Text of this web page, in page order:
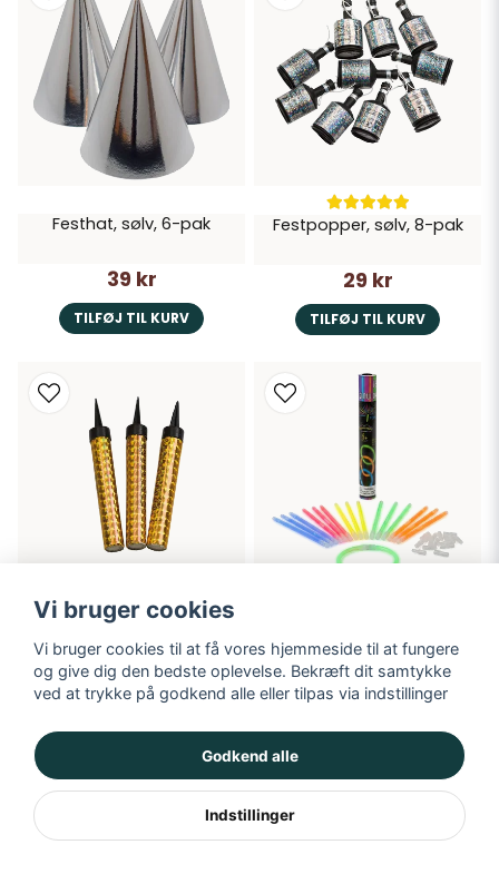
Festhat, sølv, 6-pak
39 kr
TILFØJ TIL KURV
Festpopper, sølv, 8-pak
29 kr
TILFØJ TIL KURV
Isfakkel, guld, 3-pak
39 kr 29 kr
Vi bruger cookies
Vi bruger cookies til at få vores hjemmeside til at fungere
og give dig den bedste oplevelse. Bekræft dit samtykke
ved at trykke på godkend alle eller tilpas via indstillinger
Godkend alle
Indstillinger